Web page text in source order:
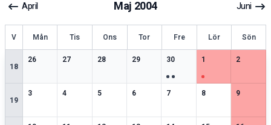
April Maj 2004 Juni
Vecka Mån Tis Ons Tor Fre Lör Sön
18
26
2speciella datum
27
1speciella datum
28
2speciella datum
29
1speciella datum
30
3speciella datum
12 speciella datum
2
2
19
3
2speciella datum
4
2speciella datum
5
2speciella datum
6
2speciella datum
7
2speciella datum
8
1speciella datum
9
2